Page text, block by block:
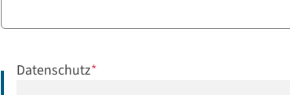
Datenschutz*